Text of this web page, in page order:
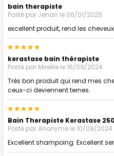
bain therapiste
Posté par Jehan le 06/01/2025
excellent produit, rend les
5
kerastase bain thérapiste
Posté par Mireille le 16/09/2024
Très bon produit qui rend mes
ceux-ci deviennent ternes.
5
Bain Therapiste Kerastase
Posté parAnonyme le 10/09/2024
Excellent shampoing. Excellent